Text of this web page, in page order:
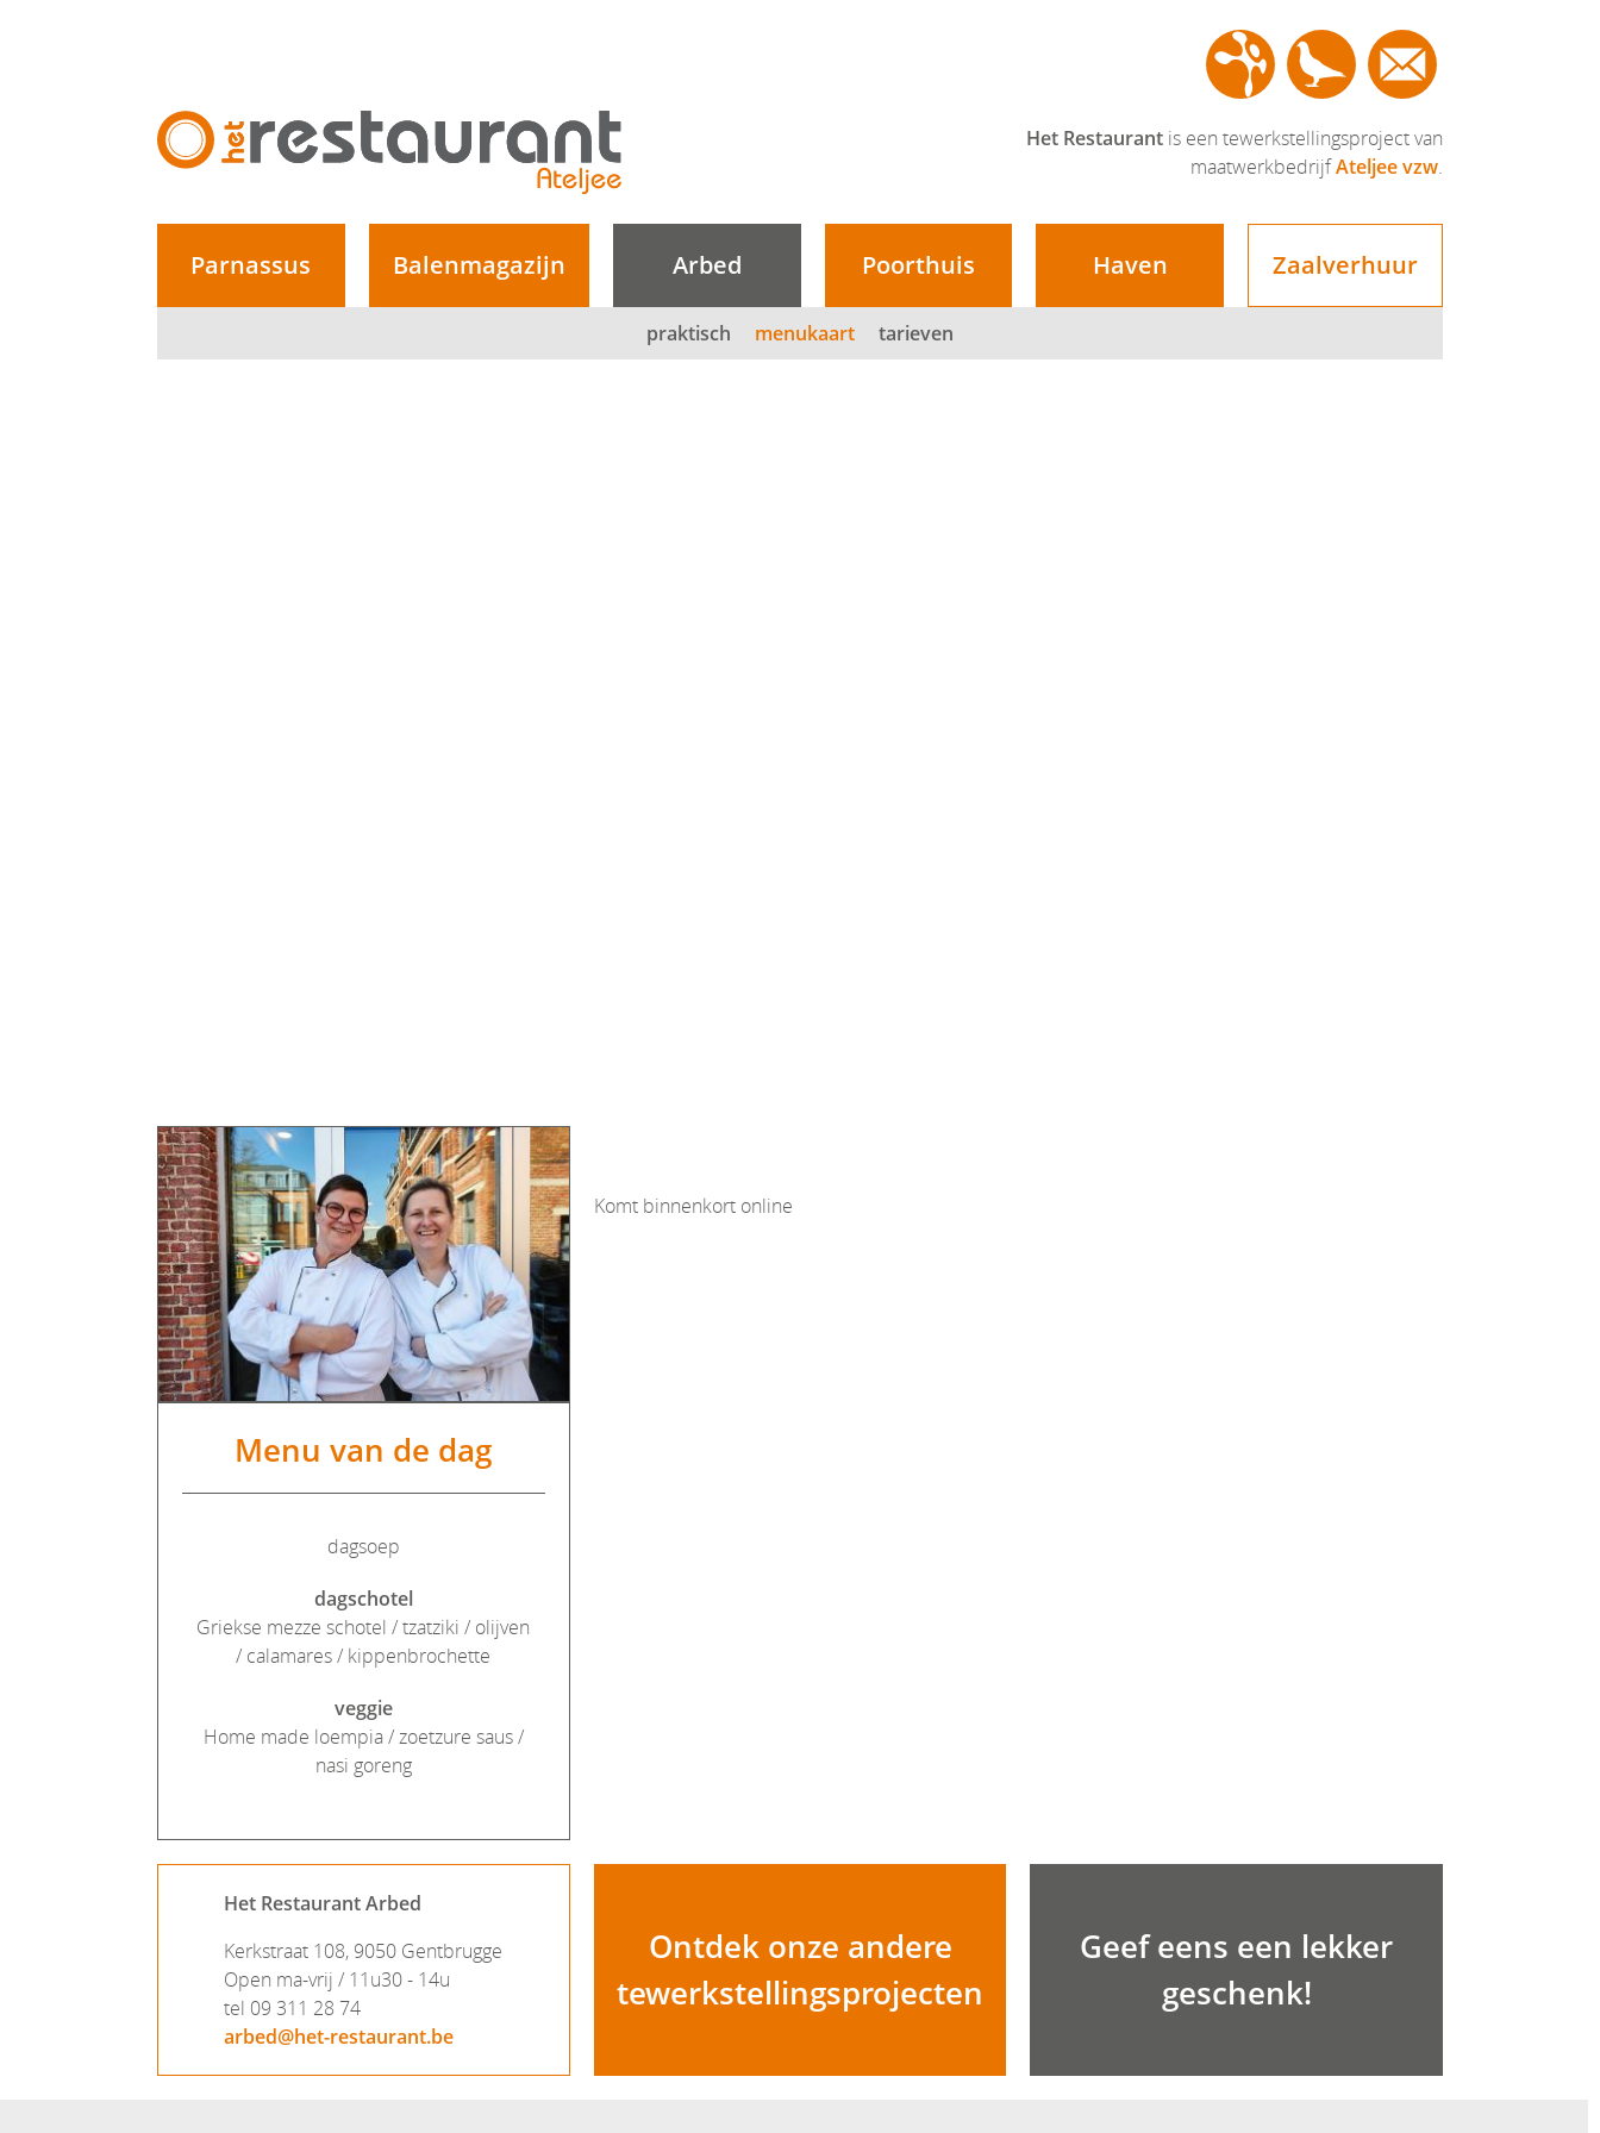
Het Restaurant is een tewerkstellingsproject van
maatwerkbedrijfAteljee vzw.
Hoofdnavigatie
Parnassus Balenmagazijn Arbed Poorthuis Haven Zaalverhuur
praktisch menukaart tarieven
Menu van de dag
dagsoep
dagschotel
Griekse mezze schotel / tzatziki / olijven
/ calamares / kippenbrochette
veggie
Home made loempia / zoetzure saus /
nasi goreng
Komt binnenkort online
Het Restaurant Arbed
Kerkstraat 108, 9050 Gentbrugge
Open ma-vrij / 11u30 - 14u
tel 09 311 28 74
arbed@het-restaurant.be
Ontdek onze andere
tewerkstellingsprojecten
Geef eens een lekker
geschenk!